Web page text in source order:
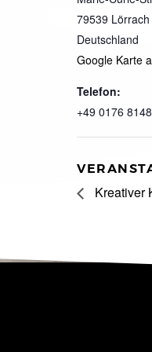
79539 Lörrach
Deutschland
Google Karte
Telefon:
+49 0176
Kreativer